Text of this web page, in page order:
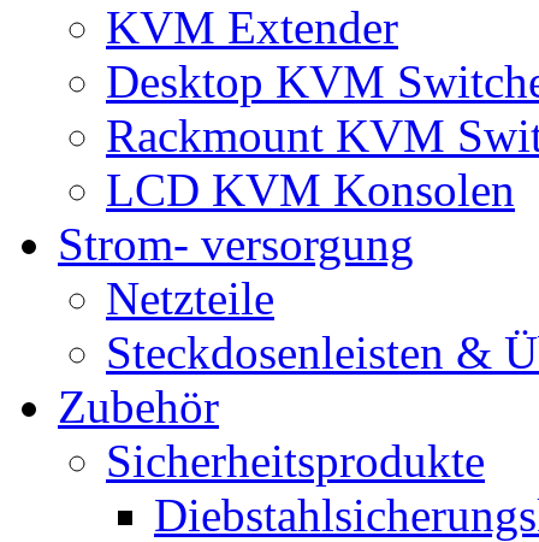
KVM Extender
Desktop KVM
Rackmount KVM
LCD KVM Konsolen
Strom- versorgung
Netzteile
Steckdosenleisten &
Zubehör
Sicherheitsprodukte